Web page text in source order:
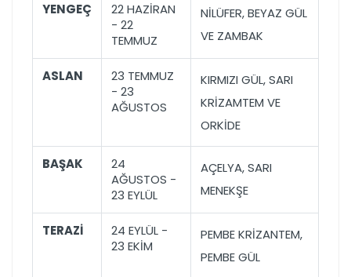
YENGEÇ
22 HAZİRAN
- 22
TEMMUZ
NİLÜFER, BEYAZ GÜL
VE ZAMBAK
ASLAN
23 TEMMUZ
- 23
AĞUSTOS
KIRMIZI GÜL, SARI
KRİZAMTEM VE
ORKİDE
BAŞAK
24
AĞUSTOS -
23 EYLÜL
AÇELYA, SARI
MENEKŞE
TERAZİ
24 EYLÜL -
23 EKİM
PEMBE KRİZANTEM,
PEMBE GÜL